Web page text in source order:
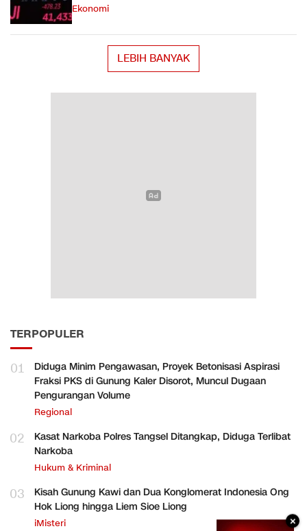
Ekonomi
LEBIH BANYAK
TERPOPULER
01
Diduga Minim Pengawasan, Proyek Betonisasi Aspirasi
Fraksi PKS di Gunung Kaler Disorot, Muncul Dugaan
Pengurangan Volume
Regional
02
Kasat Narkoba Polres Tangsel Ditangkap, Diduga Terlibat
Narkoba
Hukum & Kriminal
03
Kisah Gunung Kawi dan Dua Konglomerat Indonesia Ong
Hok Liong hingga Liem Sioe Liong
iMisteri ×